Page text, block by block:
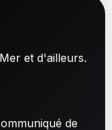
et d'ailleurs.
de